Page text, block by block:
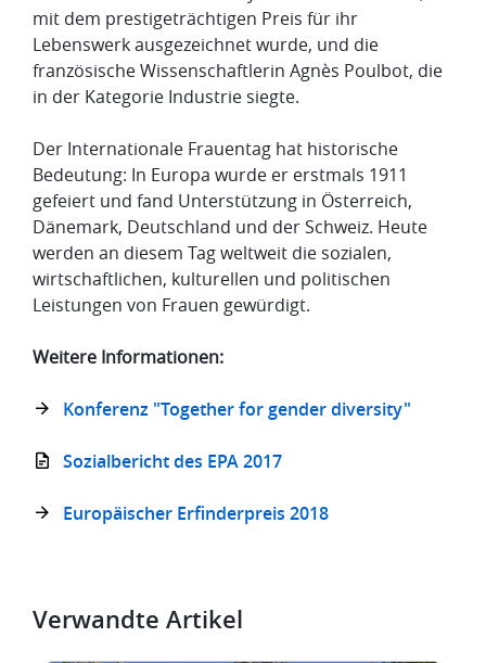
mit dem prestigeträchtigen Preis für ihr
Lebenswerk ausgezeichnet wurde, und die
französische Wissenschaftlerin Agnès Poulbot, die
in der Kategorie Industrie siegte.
Der Internationale Frauentag hat historische
Bedeutung: In Europa wurde er erstmals 1911
gefeiert und fand Unterstützung in Österreich,
Dänemark, Deutschland und der Schweiz. Heute
werden an diesem Tag weltweit die sozialen,
wirtschaftlichen, kulturellen und politischen
Leistungen von Frauen gewürdigt.
Weitere Informationen:
Konferenz "Together for gender diversity"
Sozialbericht des EPA 2017
Europäischer Erfinderpreis 2018
Verwandte Artikel